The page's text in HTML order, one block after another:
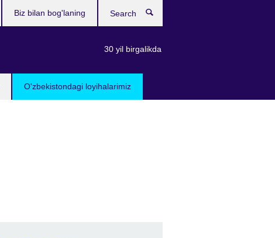
O'zbekistondagi loyihalarimiz
30 yil birgalikda
Biz bilan bog'laning